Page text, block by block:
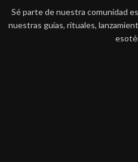
Sé parte de nuestra comunidad
nuestras guías, rituales,